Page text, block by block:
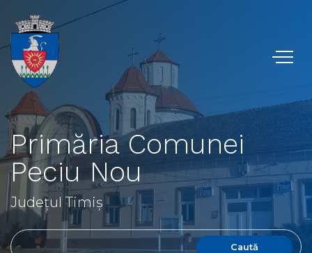
Primăria Comunei
Peciu Nou
Județul Timiș
Caută